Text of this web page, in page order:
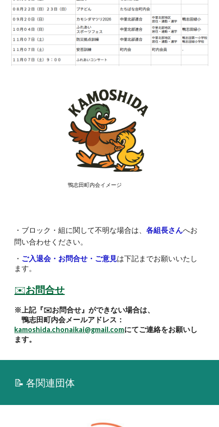
鴨志田町内会イメージ
・ブロック・組に関して不明な場合は、各組長さんへお
問い合わせください。
・ ご入退会・お問合せ・ご意見は下記までお願いいたし
ます。
✉️お問合せ
※上記『✉️お問合せ 』ができない場合は、
鴨志田町内会メールアドレス：
kamoshida.chonaikai@gmail.comにてご連絡をお願いし
ます。
📝 各関連団体